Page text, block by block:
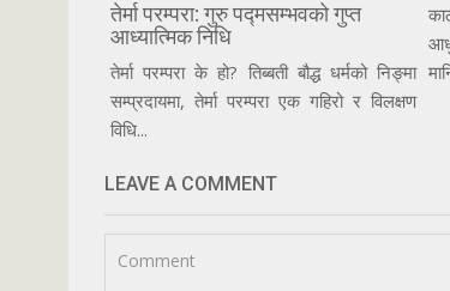
तेर्मा परम्परा: गुरु पद्मसम्भवको गुप्त
आध्यात्मिक निधि
तेर्मा परम्परा के हो? तिब्बती बौद्ध धर्मको निङ्मा
सम्प्रदायमा, तेर्मा परम्परा एक गहिरो र विलक्षण
विधि...
LEAVE A COMMENT